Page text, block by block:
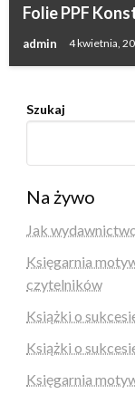
Folie PPF
admin 4 kwietnia,
Szukaj
Na żywo
Jak
Księgarnia
czytelników
Książki o
Książki o
Księgarnia